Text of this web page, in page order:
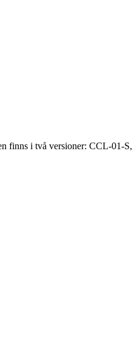
i två versioner: CCL-01-S,